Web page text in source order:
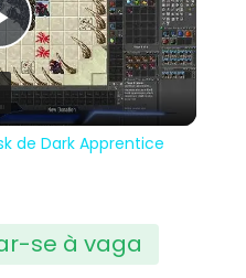
de Dark Apprentice
se à vaga